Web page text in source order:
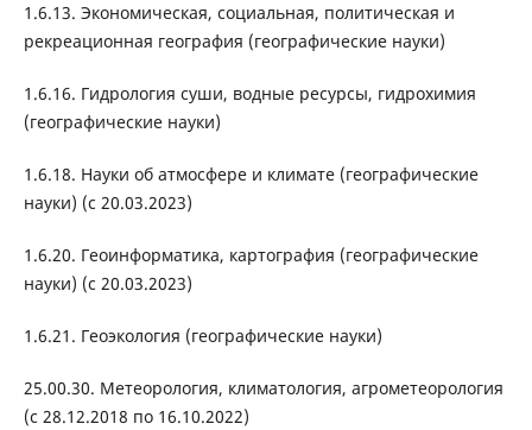
1.6.13. Экономическая, социальная, политическая и
рекреационная география (географические науки)
1.6.16. Гидрология суши, водные ресурсы, гидрохимия
(географические науки)
1.6.18. Науки об атмосфере и климате (географические
науки) (с 20.03.2023)
1.6.20. Геоинформатика, картография (географические
науки) (с 20.03.2023)
1.6.21. Геоэкология (географические науки)
25.00.30. Метеорология, климатология, агрометеорология
(с 28.12.2018 по 16.10.2022)